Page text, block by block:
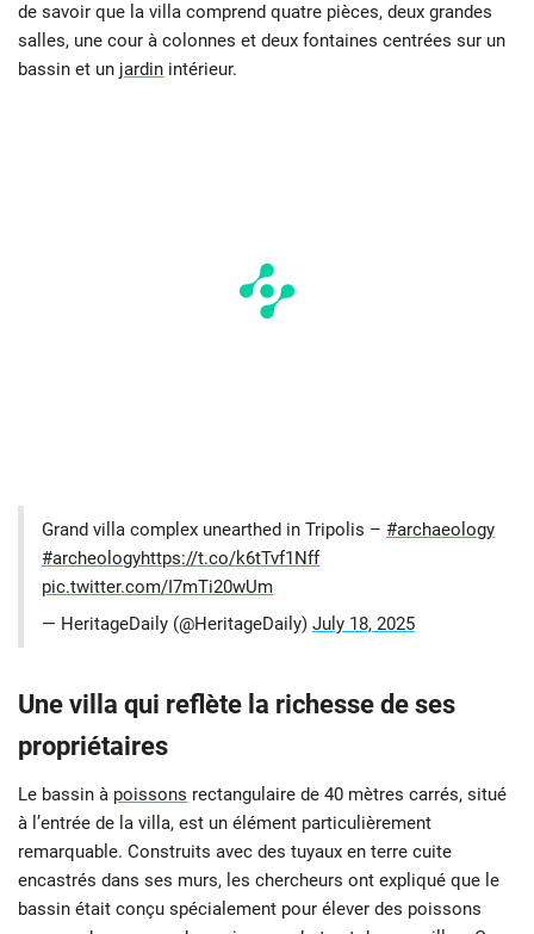
de savoir que la villa comprend quatre pièces, deux grandes
salles, une cour à colonnes et deux fontaines centrées sur un
bassin et un jardin intérieur.
Grand villa complex unearthed in Tripolis – #archaeology
#archeologyhttps://t.co/k6tTvf1Nff
pic.twitter.com/I7mTi20wUm
— HeritageDaily (@HeritageDaily) July 18, 2025
Une villa qui reflète la richesse de ses
propriétaires
Le bassin à poissons rectangulaire de 40 mètres carrés, situé
à l’entrée de la villa, est un élément particulièrement
remarquable. Construits avec des tuyaux en terre cuite
encastrés dans ses murs, les chercheurs ont expliqué que le
bassin était conçu spécialement pour élever des poissons